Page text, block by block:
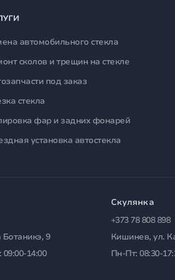
автомобильного стекла
сколов и трещин на стекле
под заказ
стекла
фар и задних фонарей
установка автостекла
9
14:00
Скулянка
+373 78 808 898
Кишинев, ул.
Пн-Пт: 08:30-